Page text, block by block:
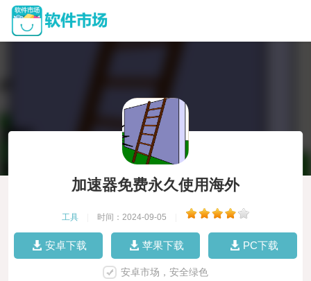
加速器免费永久使用海外
工具 时间：2024-09-05
安卓下载 苹果下载 PC下载
安卓市场，安全绿色